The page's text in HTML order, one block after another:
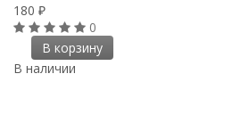
180 ₽
0
В корзину
В наличии